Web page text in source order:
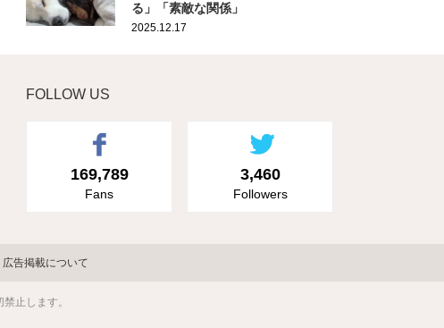
る」「素敵な関係」
2025.12.17
FOLLOW US
169,789
Fans
3,460
Followers
広告掲載について
止します。